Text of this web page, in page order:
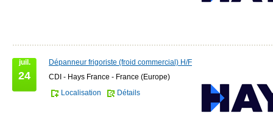
juil.
24
Dépanneur frigoriste (froid commercial) H/F
CDI - Hays France - France (Europe)
Localisation
Détails